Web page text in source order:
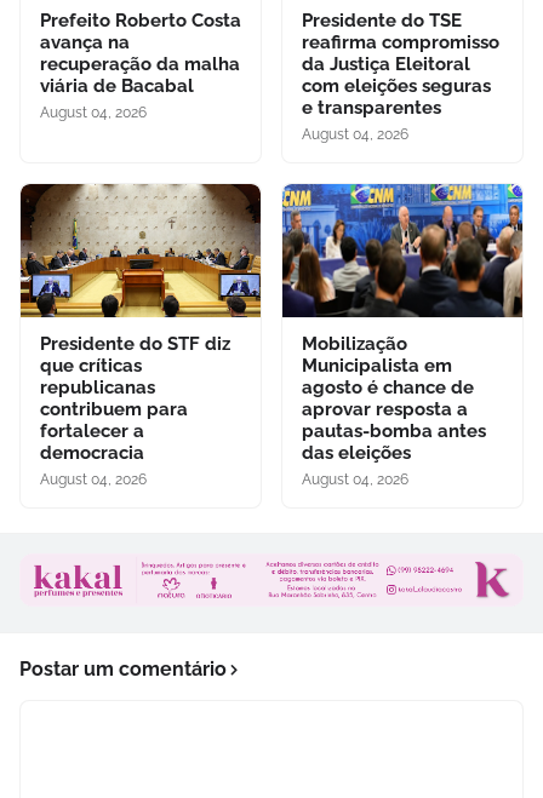
Prefeito Roberto Costa
avança na
recuperação da malha
viária de Bacabal
August 04, 2026
Presidente do TSE
reafirma compromisso
da Justiça Eleitoral
com eleições seguras
e transparentes
August 04, 2026
Presidente do STF diz
que críticas
republicanas
contribuem para
fortalecer a
democracia
August 04, 2026
Mobilização
Municipalista em
agosto é chance de
aprovar resposta a
pautas-bomba antes
das eleições
August 04, 2026
Postar um comentário